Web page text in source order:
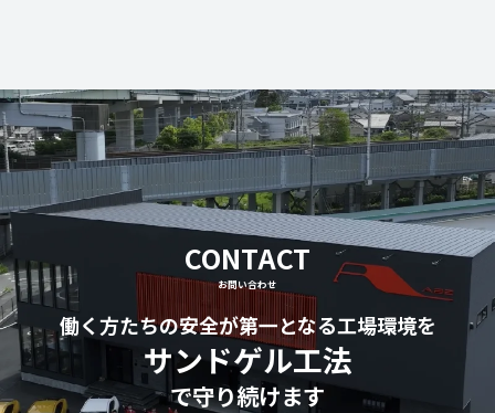
CONTACT
お問い合わせ
働く方たちの安全が第一となる工場環境を
サンドゲル工法
で守り続けます